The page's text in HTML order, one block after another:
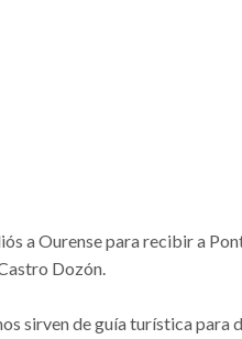
a Ourense para recibir a
Dozón.
sirven de guía turística